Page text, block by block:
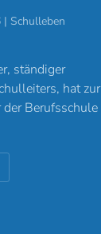
Schulleben
ständiger
hat zur
Berufsschule